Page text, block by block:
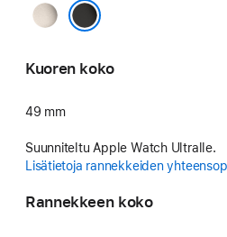
Luonnon­
Kuoren koko
49 mm
Suunniteltu Apple Watch Ultralle.
Lisätietoja rannekkeiden
Rannekkeen koko